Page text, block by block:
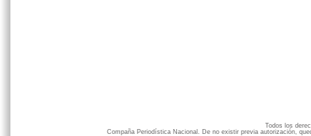
Todos los
Compaña Periodística Nacional. De no existir previa autorización,